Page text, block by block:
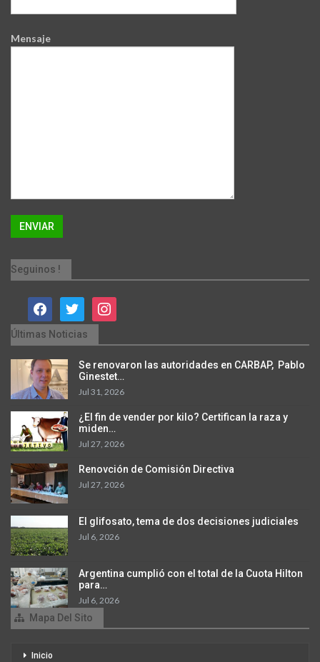
Mensaje
Seguinos !
facebooktwitter instagram
Últimas Noticias
Se renovaron las autoridades en CARBAP, Pablo
Ginestet…
Jul 31, 2026
¿El fin de vender por kilo? Certifican la raza y
miden…
Jul 27, 2026
Renovción de Comisión Directiva
Jul 27, 2026
El glifosato, tema de dos decisiones judiciales
Jul 6, 2026
Argentina cumplió con el total de la Cuota Hilton
para…
Jul 6, 2026
Mapa Del Sito
Inicio